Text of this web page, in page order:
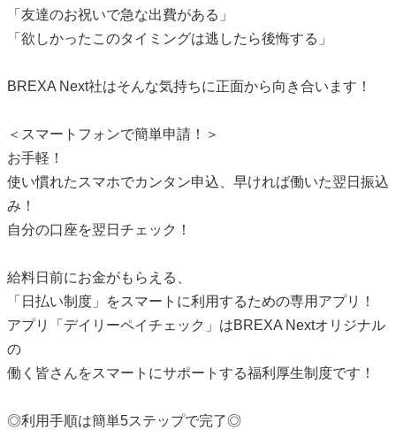
「友達のお祝いで急な出費がある」
「欲しかったこのタイミングは逃したら後悔する」
BREXA Next社はそんな気持ちに正面から向き合います！
＜スマートフォンで簡単申請！＞
お手軽！
使い慣れたスマホでカンタン申込、早ければ働いた翌日振込
み！
自分の口座を翌日チェック！
給料日前にお金がもらえる、
「日払い制度」をスマートに利用するための専用アプリ！
アプリ「デイリーペイチェック」はBREXA Nextオリジナル
の
働く皆さんをスマートにサポートする福利厚生制度です！
◎利用手順は簡単5ステップで完了◎